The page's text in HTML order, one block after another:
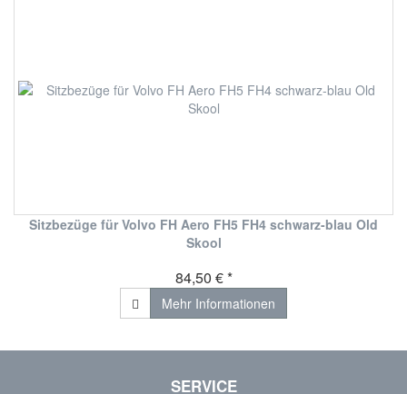
Sitzbezüge für Volvo FH Aero FH5 FH4 schwarz-blau Old
Skool
84,50 € *
Mehr Informationen
SERVICE